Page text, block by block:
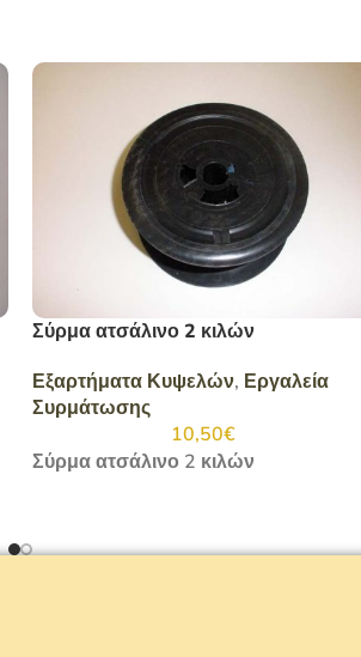
Σύρμα ατσάλινο 2 κιλών
Εξαρτήματα Κυψελών, Εργαλεία
Συρμάτωσης
10,50€
Σύρμα ατσάλινο 2 κιλών